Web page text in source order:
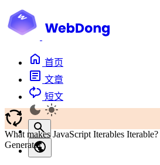
首页
文章
短文
What makes JavaScript Iterables
Generator